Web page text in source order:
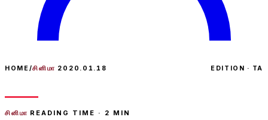
HOME/சினிமா 2020.01.18 EDITION · TA
சினிமா READING TIME · 2 MIN